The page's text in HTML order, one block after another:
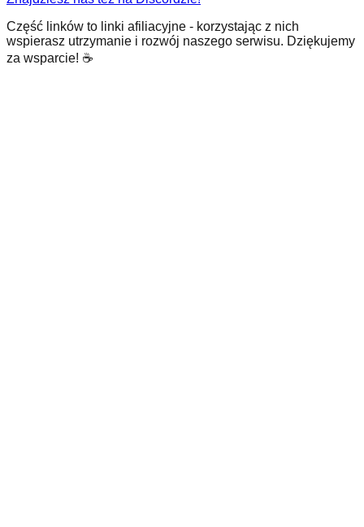
Część linków to linki afiliacyjne - korzystając z nich
wspierasz utrzymanie i rozwój naszego serwisu. Dziękujemy
za wsparcie! ☕